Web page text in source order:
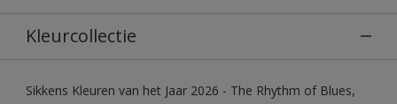
Kleurcollectie
Sikkens Kleuren van het Jaar 2026 - The Rhythm of Blues,